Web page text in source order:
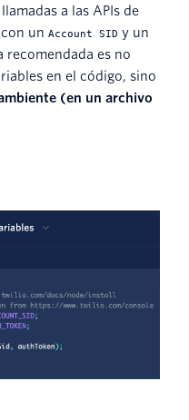
a las APIs de
un Account SID y un
recomendada es no
en el código, sino
(en un archivo